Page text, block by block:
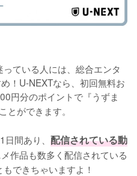
っている人には、総合エンタ
！U-NEXTなら、初回無料お
円分のポイントで『うずま
とができます。
間あり、 配信されている動
作品も数多く配信されている
できちゃいますよ！